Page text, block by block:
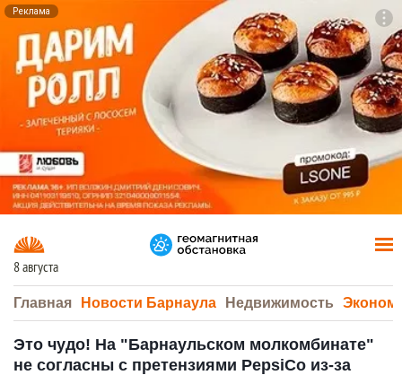
Реклама
8 августа
Главная Новости Барнаула Недвижимость
Это чудо! На "Барнаульском молкомбинате"
не согласны с претензиями PepsiCo из-за